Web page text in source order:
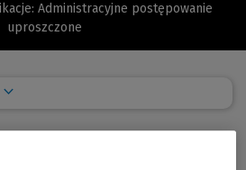
Administracyjne postępowanie
uproszczone